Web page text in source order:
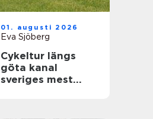
01. augusti 2026
Eva Sjöberg
Cykeltur längs
göta kanal
sveriges mest